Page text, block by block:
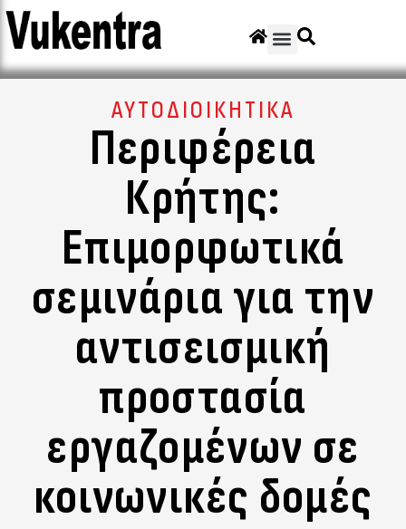
ΑΥΤΟΔΙΟΙΚΗΤΙΚΑ
Περιφέρεια
Κρήτης:
Επιμορφωτικά
σεμινάρια για την
αντισεισμική
προστασία
εργαζομένων σε
κοινωνικές δομές